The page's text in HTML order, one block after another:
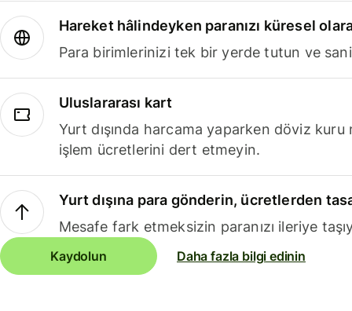
Hareket hâlindeyken paranızı küresel
Para birimlerinizi tek bir yerde tutun ve
Uluslararası kart
Yurt dışında harcama yaparken döviz kuru
işlem ücretlerini dert etmeyin.
Yurt dışına para gönderin, ücretlerden
Mesafe fark etmeksizin paranızı ileriye
Kaydolun Daha fazla bilgi edinin